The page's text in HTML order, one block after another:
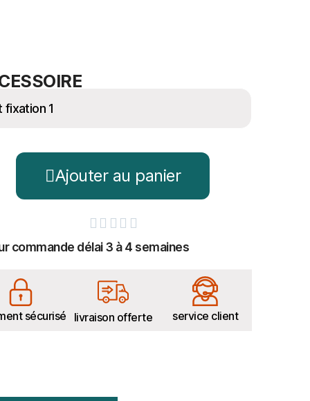
Ajouter au panier
    
commande délai 3 à 4 semaines
sécurisé livraison offerte service client